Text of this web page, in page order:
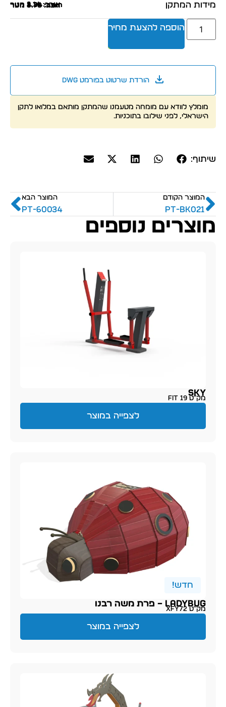
מידות המתקן אורך: 2.14 מטר
רוחב: 4.34 מטר
גובה: 3.78 מטר
הוספה להצעת מחיר
הורדת שרטוט בפורמט dwg
מומלץ לוודא עם מומחה מטעמנו שהמתקן מותאם במלואו לתקן
הישראלי, לפני שילובו בתוכניות.
שיתוף:
המוצר הקודם
PT-BK021
המוצר הבא
PT-60034
מוצרים נוספים
SKY
מק״ט FIT 19
לצפייה במוצר
חדש!
LADYBUG – פרת משה רבנו
מק״ט XFY72
לצפייה במוצר